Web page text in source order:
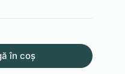
în coș